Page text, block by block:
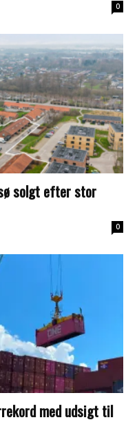
0
solgt efter stor
0
med udsigt til